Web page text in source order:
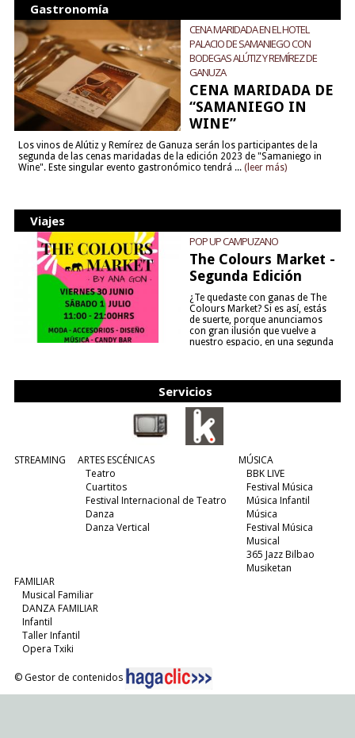
Gastronomía
CENA MARIDADA EN EL HOTEL
PALACIO DE SAMANIEGO CON
BODEGAS ALÚTIZ Y REMÍREZ DE
GANUZA
CENA MARIDADA DE
“SAMANIEGO IN
WINE”
Los vinos de Alútiz y Remírez de Ganuza serán los participantes de la
segunda de las cenas maridadas de la edición 2023 de "Samaniego in
Wine". Este singular evento gastronómico tendrá ... (leer más)
Viajes
POP UP CAMPUZANO
The Colours Market -
Segunda Edición
¿Te quedaste con ganas de The
Colours Market? Si es así, estás
de suerte, porque anunciamos
con gran ilusión que vuelve a
nuestro espacio, en una segunda
Servicios
STREAMING
ARTES ESCÉNICAS
Teatro
Cuartitos
Festival Internacional de Teatro
Danza
Danza Vertical
MÚSICA
BBK LIVE
Festival Música
Música Infantil
Música
Festival Música
Musical
365 Jazz Bilbao
Musiketan
FAMILIAR
Musical Familiar
DANZA FAMILIAR
Infantil
Taller Infantil
Opera Txiki
© Gestor de contenidos